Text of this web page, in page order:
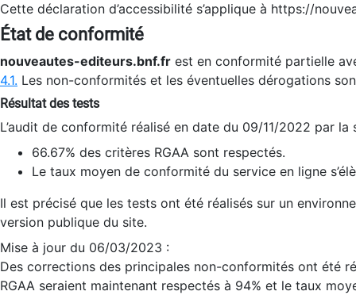
Cette déclaration d’accessibilité s’applique à https://
État de conformité
nouveautes-editeurs.bnf.fr est en conformité partielle
4.1. Les non-conformités et les éventuelles dérogations
Résultat des tests
L’audit de conformité réalisé en date du 09/11/2022 par
66.67% des critères RGAA sont respectés.
Le taux moyen de conformité du service en ligne
Il est précisé que les tests ont été réalisés sur un
version publique du site.
Mise à jour du 06/03/2023 :
Des corrections des principales non-conformités ont été
RGAA seraient maintenant respectés à 94% et le taux